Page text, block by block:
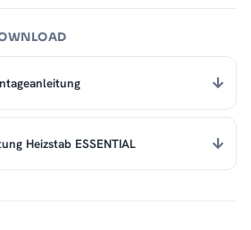
Heizstab ESSENTIAL